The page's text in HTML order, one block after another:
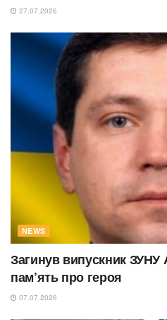
27.07.2026
NEWS
Загинув випускник ЗУНУ
пам’ять про героя
07.07.2026